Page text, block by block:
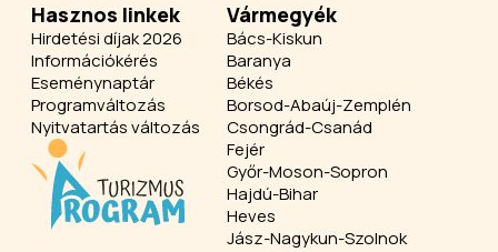
Hasznos linkek
Hirdetési díjak 2026
Információkérés
Eseménynaptár
Programváltozás
Nyitvatartás változás
Vármegyék
Bács-Kiskun
Baranya
Békés
Borsod-Abaúj-Zemplén
Csongrád-Csanád
Fejér
Győr-Moson-Sopron
Hajdú-Bihar
Heves
Jász-Nagykun-Szolnok